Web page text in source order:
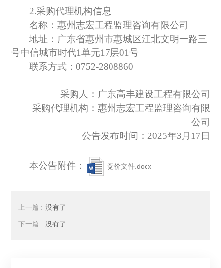
2.采购代理机构信息
名称：惠州志宏工程监理咨询有限公司
地址： 广东省惠州市惠城区江北文明一路三
号中信城市时代1单元17层01号
联系方式：0752-2808860
采购人：广东高丰建设工程有限公司
采购代理机构：惠州志宏工程监理咨询有限
公司
公告发布时间：2025年3月17日
本公告附件： 竞价文件.docx
上一篇 : 没有了
下一篇 : 没有了